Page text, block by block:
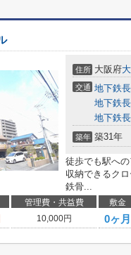
住所 大阪府
交通 地下鉄
地下鉄
地下鉄
築年 築31年
徒歩でも駅へ
収納できるク
鉄骨...
管理費・共益費 敷金
10,000円 0ヶ月